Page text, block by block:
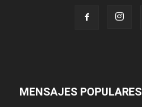
MENSAJES POPULARES